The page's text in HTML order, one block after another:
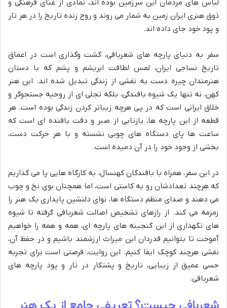
لباس های مردمان این سرزمین بوده اند، نمادی از غنای فرهنگی و
ذوق هنری ایران زمین به شمار می روند و روح زنده تاریخ را در هر تار
و پود خود جای داده اند.
سفر به دنیای پارچه های شعربافی، گشت وگذاری است در اعماق
تاریخ نساجی ایران، لمس لطافت ابریشم و پشم که با دستان
هنرمندان چیره دست به نقشی از زندگی تبدیل شده اند. این هنر
کهن، نه تنها یک شیوه بافندگی، بلکه تجلی ای از روحیه جستجوگر و
خلاق ایرانی است که در پی هرچه زیباتر کردن زندگی بوده است. هر
قطعه از این پارچه ها، بازتابی از صبر و دقت بافنده ای است که
ساعت ها پای دستگاه های چوبی نشسته و با هر حرکت دست،
بخشی از وجود خود را در آن دمیده است.
در این سفر، همراه با بافندگان کهنسال، به کارگاه هایی پا می گذاریم
که هرچند تعدادشان رو به کاستی است، اما همچنان بوی نخ و چوب
می دهند و صدای منظم دستگاه ها، نوای دلنشین پایداری یک هنر را
زمزمه می کند. از رازهای تشخیص اصالت شعربافی گرفته تا شیوه
های نگهداری از این گنجینه های پارچه ای، همه و همه را خواهیم
آموخت تا بتوانیم قدردان این میراث ارزشمند باشیم و در حفظ آن،
نقشی هرچند کوچک ایفا کنیم. این روایت، فرصتی است برای تجربه
حسی عمیق از زیبایی، تاریخ و پشتکار در تار و پود پارچه های
شعربافی.